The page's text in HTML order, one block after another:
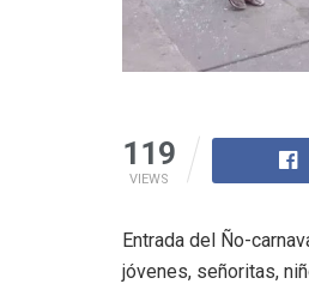
119
VIEWS
Entrada del Ño-
jóvenes, señoritas,